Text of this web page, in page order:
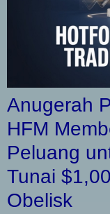
Anugerah
HFM
Peluang
Tunai
Obelisk